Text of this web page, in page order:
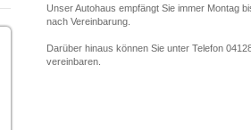
Unser Autohaus empfängt Sie immer Montag
nach Vereinbarung.
Darüber hinaus können Sie unter Telefon
vereinbaren.